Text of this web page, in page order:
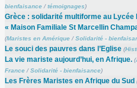
bienfaisance/témoignages)
Grèce : solidarité multiforme au Lycée
« Maison Familiale St Marcellin
(Maristes en Amérique/Solidarité -
Le souci des pauvres dans l’Eglise (
La vie mariste aujourd’hui, en Afrique. (
France/Solidarité - bienfaisance)
Les Frères Maristes en Afrique du Sud